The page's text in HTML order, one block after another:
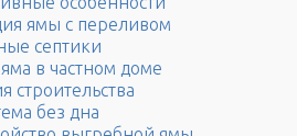
ямы с переливом
септики
в частном доме
строительства
без дна